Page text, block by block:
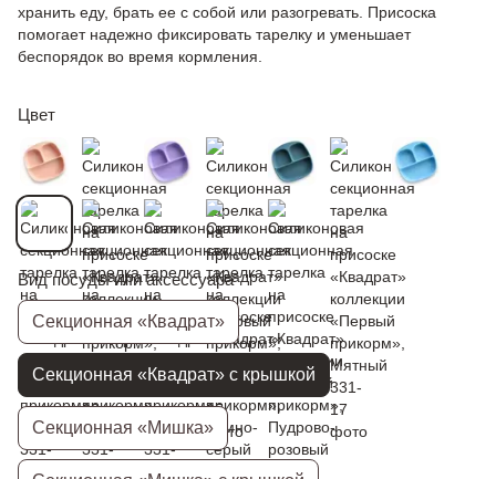
хранить еду, брать ее с собой или разогревать. Присоска
помогает надежно фиксировать тарелку и уменьшает
беспорядок во время кормления.
Цвет
Вид посуды или аксессуара
Секционная «Квадрат»
Секционная «Квадрат» с крышкой
Секционная «Мишка»